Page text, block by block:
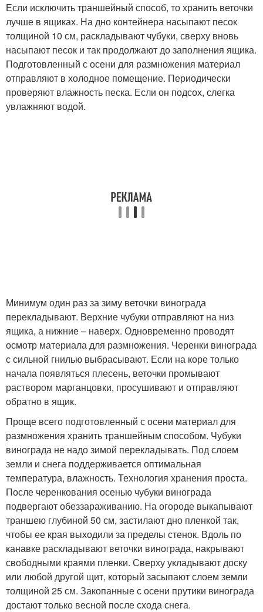
Если исключить траншейный способ, то хранить веточки
лучше в ящиках. На дно контейнера насыпают песок
толщиной 10 см, раскладывают чубуки, сверху вновь
насыпают песок и так продолжают до заполнения ящика.
Подготовленный с осени для размножения материал
отправляют в холодное помещение. Периодически
проверяют влажность песка. Если он подсох, слегка
увлажняют водой.
Минимум один раз за зиму веточки винограда
перекладывают. Верхние чубуки отправляют на низ
ящика, а нижние – наверх. Одновременно проводят
осмотр материала для размножения. Черенки винограда
с сильной гнилью выбрасывают. Если на коре только
начала появляться плесень, веточки промывают
раствором марганцовки, просушивают и отправляют
обратно в ящик.
Проще всего подготовленный с осени материал для
размножения хранить траншейным способом. Чубуки
винограда не надо зимой перекладывать. Под слоем
земли и снега поддерживается оптимальная
температура, влажность. Технология хранения проста.
После черенкования осенью чубуки винограда
подвергают обеззараживанию. На огороде выкапывают
траншею глубиной 50 см, застилают дно пленкой так,
чтобы ее края выходили за пределы стенок. Вдоль по
канавке раскладывают веточки винограда, накрывают
свободными краями пленки. Сверху укладывают доску
или любой другой щит, который засыпают слоем земли
толщиной 25 см. Закопанные с осени прутики винограда
достают только весной после схода снега.